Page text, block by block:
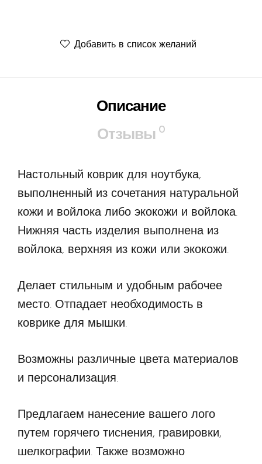
Добавить в список желаний
Описание
Отзывы 0
Настольный коврик для ноутбука,
выполненный из сочетания натуральной
кожи и войлока либо экокожи и войлока.
Нижняя часть изделия выполнена из
войлока, верхняя из кожи или экокожи.
Делает стильным и удобным рабочее
место. Отпадает необходимость в
коврике для мышки.
Возможны различные цвета материалов
и персонализация.
Предлагаем нанесение вашего лого
путем горячего тиснения, гравировки,
шелкографии. Также возможно